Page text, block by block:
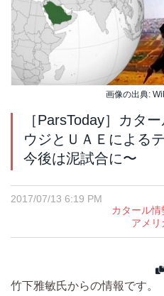
画像の出典:
［ParsToday］カタ
ウジとＵＡＥによる
今後は泥試合に〜
2017/07/13 6:19 PM
カタール情
アメリ
竹下雅敏氏からの情報です。